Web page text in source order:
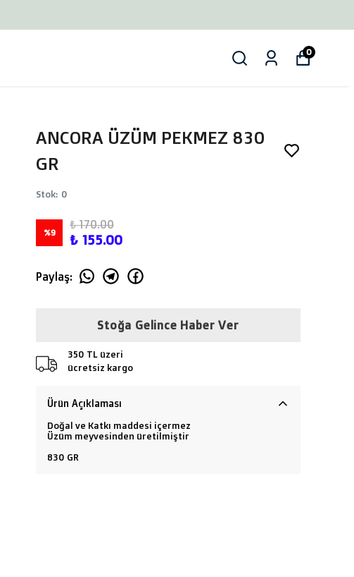
0
ANCORA ÜZÜM PEKMEZ 830
GR
Stok: 0
%9
₺ 170.00
₺ 155.00
Paylaş:
Stoğa Gelince Haber Ver
350 TL üzeri
ücretsiz kargo
Ürün Açıklaması
Doğal ve Katkı maddesi içermez
Üzüm meyvesinden üretilmiştir
830 GR